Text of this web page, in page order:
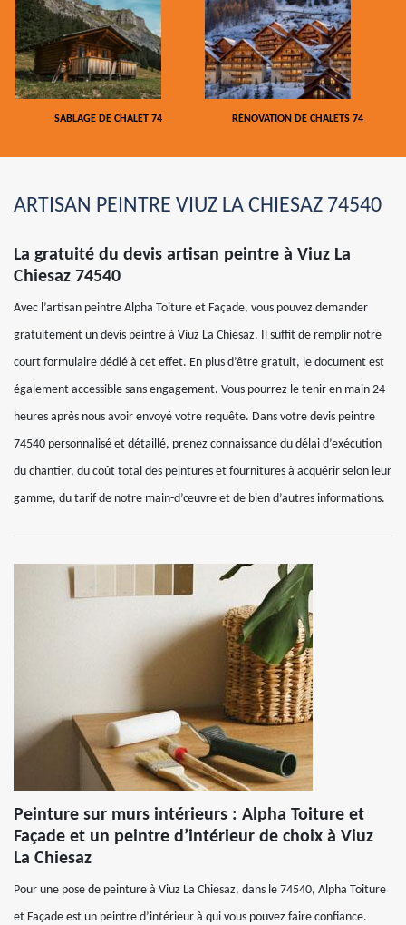
SABLAGE DE CHALET 74 RÉNOVATION DE CHALETS 74
ARTISAN PEINTRE VIUZ LA CHIESAZ 74540
La gratuité du devis artisan peintre à Viuz La
Chiesaz 74540
Avec l’artisan peintre Alpha Toiture et Façade, vous pouvez demander
gratuitement un devis peintre à Viuz La Chiesaz. Il suffit de remplir notre
court formulaire dédié à cet effet. En plus d’être gratuit, le document est
également accessible sans engagement. Vous pourrez le tenir en main 24
heures après nous avoir envoyé votre requête. Dans votre devis peintre
74540 personnalisé et détaillé, prenez connaissance du délai d’exécution
du chantier, du coût total des peintures et fournitures à acquérir selon leur
gamme, du tarif de notre main-d’œuvre et de bien d’autres informations.
Peinture sur murs intérieurs : Alpha Toiture et
Façade et un peintre d’intérieur de choix à Viuz
La Chiesaz
Pour une pose de peinture à Viuz La Chiesaz, dans le 74540, Alpha Toiture
et Façade est un peintre d’intérieur à qui vous pouvez faire confiance.